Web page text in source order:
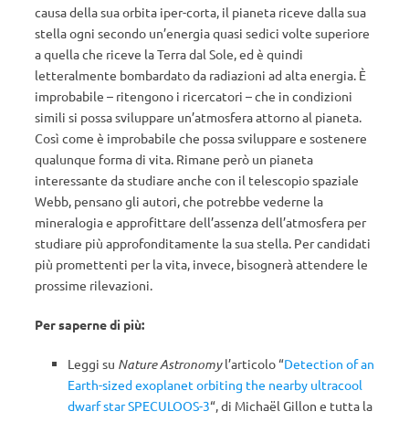
causa della sua orbita iper-corta, il pianeta riceve dalla sua
stella ogni secondo un’energia quasi sedici volte superiore
a quella che riceve la Terra dal Sole, ed è quindi
letteralmente bombardato da radiazioni ad alta energia. È
improbabile – ritengono i ricercatori – che in condizioni
simili si possa sviluppare un’atmosfera attorno al pianeta.
Così come è improbabile che possa sviluppare e sostenere
qualunque forma di vita. Rimane però un pianeta
interessante da studiare anche con il telescopio spaziale
Webb, pensano gli autori, che potrebbe vederne la
mineralogia e approfittare dell’assenza dell’atmosfera per
studiare più approfonditamente la sua stella. Per candidati
più promettenti per la vita, invece, bisognerà attendere le
prossime rilevazioni.
Per saperne di più:
Leggi su Nature Astronomyl’articolo “Detection of an
Earth-sized exoplanet orbiting the nearby ultracool
dwarf star SPECULOOS-3“, di Michaël Gillon e tutta la